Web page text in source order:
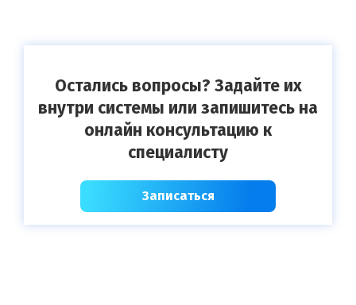
Остались вопросы? Задайте их
внутри системы или запишитесь на
онлайн консультацию к
специалисту
Записаться